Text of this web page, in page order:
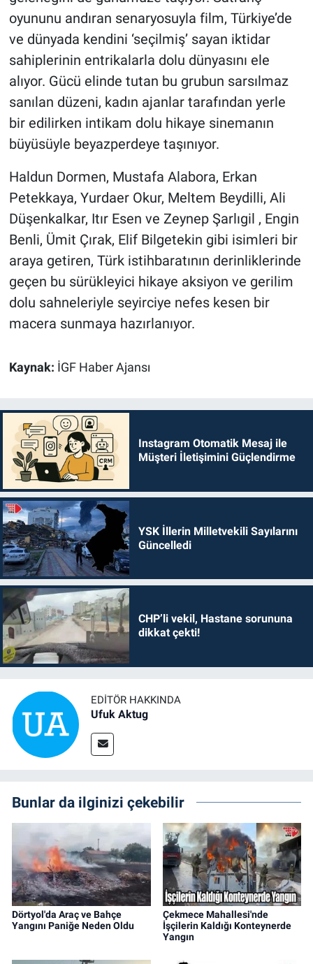
oyununu andıran senaryosuyla film, Türkiye’de
ve dünyada kendini ‘seçilmiş’ sayan iktidar
sahiplerinin entrikalarla dolu dünyasını ele
alıyor. Gücü elinde tutan bu grubun sarsılmaz
sanılan düzeni, kadın ajanlar tarafından yerle
bir edilirken intikam dolu hikaye sinemanın
büyüsüyle beyazperdeye taşınıyor.
Haldun Dormen, Mustafa Alabora, Erkan
Petekkaya, Yurdaer Okur, Meltem Beydilli, Ali
Düşenkalkar, Itır Esen ve Zeynep Şarlıgil , Engin
Benli, Ümit Çırak, Elif Bilgetekin gibi isimleri bir
araya getiren, Türk istihbaratının derinliklerinde
geçen bu sürükleyici hikaye aksiyon ve gerilim
dolu sahneleriyle seyirciye nefes kesen bir
macera sunmaya hazırlanıyor.
Kaynak: İGF Haber Ajansı
Instagram Otomatik Mesaj ile
Müşteri İletişimini Güçlendirme
YSK İllerin Milletvekili Sayılarını
Güncelledi
CHP’li vekil, Hastane sorununa
dikkat çekti!
EDITÖR HAKKINDA
Ufuk Aktug
Bunlar da ilginizi çekebilir
Dörtyol'da Araç ve Bahçe
Yangını Paniğe Neden Oldu
Çekmece Mahallesi'nde
İşçilerin Kaldığı Konteynerde
Yangın